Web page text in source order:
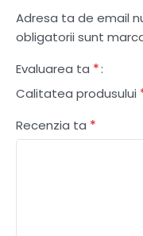
Adresa ta de email
obligatorii sunt
Evaluarea ta *
Calitatea produsului
Recenzia ta *